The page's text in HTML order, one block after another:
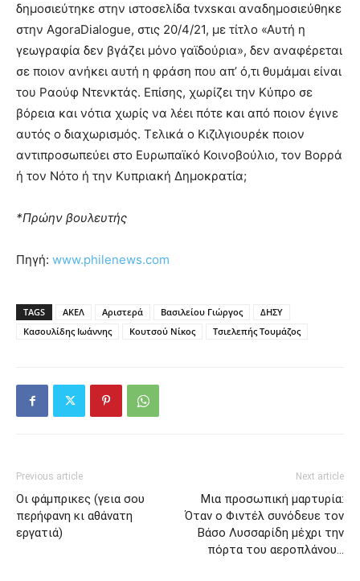
δημοσιεύτηκε στην ιστοσελίδα tvxsκαι αναδημοσιεύθηκε
στην ΑgoraDialogue, στις 20/4/21, με τίτλο «Αυτή η
γεωγραφία δεν βγάζει μόνο γαϊδούρια», δεν αναφέρεται
σε ποιον ανήκει αυτή η φράση που απ’ ό,τι θυμάμαι είναι
του Ραούφ Ντενκτάς. Επίσης, χωρίζει την Κύπρο σε
βόρεια και νότια χωρίς να λέει πότε και από ποιον έγινε
αυτός ο διαχωρισμός. Τελικά ο Κιζιλγιουρέκ ποιον
αντιπροσωπεύει στο Ευρωπαϊκό Κοινοβούλιο, τον Βορρά
ή τον Νότο ή την Κυπριακή Δημοκρατία;
*Πρώην βουλευτής
Πηγή: www.philenews.com
TAGS ΑΚΕΛ Αριστερά Βασιλείου Γιώργος
ΔΗΣΥ
Κασουλίδης Ιωάννης
Κουτσού Νίκος Τσιελεπής Τουμάζος
Previous article
Οι φάμπρικες (γεια σου
περήφανη κι αθάνατη
εργατιά)
Next article
Μια προσωπική μαρτυρία:
Όταν ο Φιντέλ συνόδευε τον
Βάσο Λυσσαρίδη μέχρι την
πόρτα του αεροπλάνου…